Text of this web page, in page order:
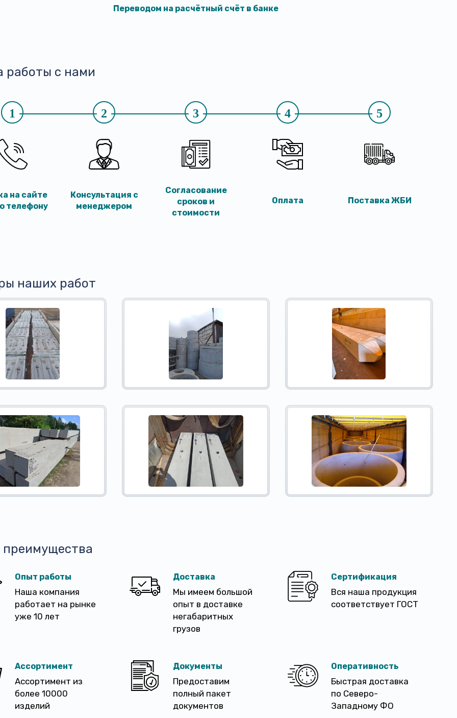
Переводом на расчётный счёт в банке
работы с нами
1
на сайте
телефону
2
Консультация с
менеджером
3
Согласование
сроков и
стоимости
4
Оплата
5
Поставка ЖБИ
наших работ
Опыт работы
Наша компания
работает на рынке
уже 10 лет
Доставка
Мы имеем большой
опыт в доставке
негабаритных
грузов
Сертификация
Вся наша продукция
соответствует ГОСТ
Ассортимент
Ассортимент из
более 10000
изделий
Документы
Предоставим
полный пакет
документов
Оперативность
Быстрая доставка
по Северо-
Западному ФО